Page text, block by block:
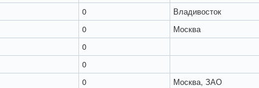
0 Владивосток
0 Москва
0
0
0 Москва, ЗАО